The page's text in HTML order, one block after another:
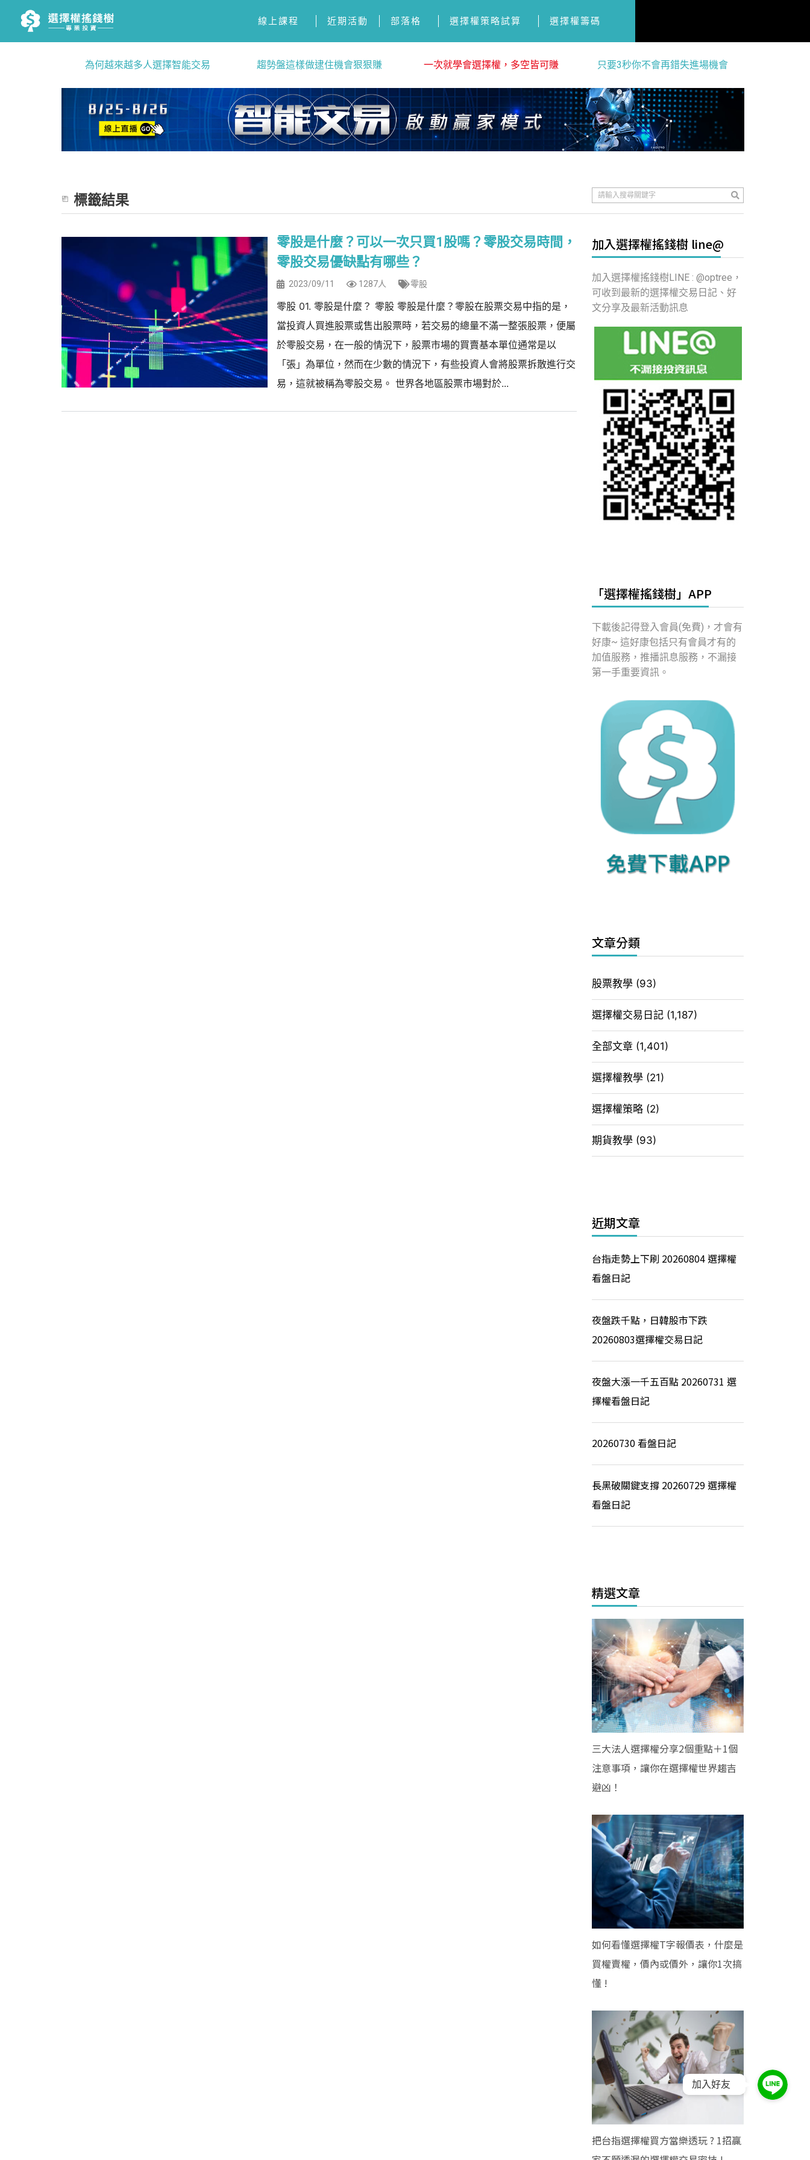
線上課程 近期活動 部落格 選擇權策略試算 選擇權籌碼
為何越來越多人選擇智能交易 趨勢盤這樣做逮住機會狠狠賺 一次就學會選擇權，多空皆可賺 只要3秒你不會再錯失進場機會
標籤結果
零股是什麼？可以一次只買1股嗎？零股交易時間，
零股交易優缺點有哪些？
2023/09/11 1287人 零股
零股 01. 零股是什麼？ 零股 零股是什麼？零股在股票交易中指的是，
當投資人買進股票或售出股票時，若交易的總量不滿一整張股票，便屬
於零股交易，在一般的情況下，股票市場的買賣基本單位通常是以
「張」為單位，然而在少數的情況下，有些投資人會將股票拆散進行交
易，這就被稱為零股交易。 世界各地區股票市場對於...
加入選擇權搖錢樹 line@
加入選擇權搖錢樹LINE : @optree，
可收到最新的選擇權交易日記、好
文分享及最新活動訊息
「選擇權搖錢樹」APP
下載後記得登入會員(免費)，才會有
好康~ 這好康包括只有會員才有的
加值服務，推播訊息服務，不漏接
第一手重要資訊。
文章分類
股票教學 (93)
選擇權交易日記 (1,187)
全部文章 (1,401)
選擇權教學 (21)
選擇權策略 (2)
期貨教學 (93)
近期文章
台指走勢上下刷 20260804 選擇權
看盤日記
夜盤跌千點，日韓股市下跌
20260803選擇權交易日記
夜盤大漲一千五百點 20260731 選
擇權看盤日記
20260730 看盤日記
長黑破關鍵支撐 20260729 選擇權
看盤日記
精選文章
三大法人選擇權分享2個重點＋1個
注意事項，讓你在選擇權世界趨吉
避凶！
如何看懂選擇權T字報價表，什麼是
買權賣權，價內或價外，讓你1次搞
懂 !
把台指選擇權買方當樂透玩 ? 1招贏
加入好友